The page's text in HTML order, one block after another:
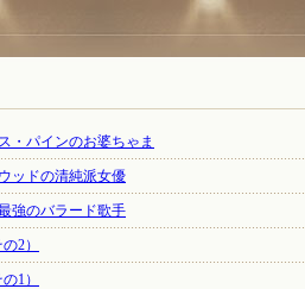
・パインのお婆ちゃま
ッドの清純派女優
強のバラード歌手
2）
1）